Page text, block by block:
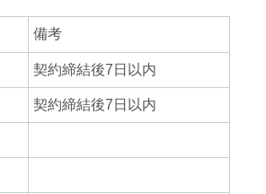
備考
契約締結後7日以内
契約締結後7日以内